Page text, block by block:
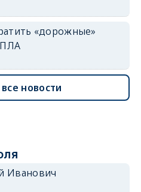
«дорожные»
новости
Иванович